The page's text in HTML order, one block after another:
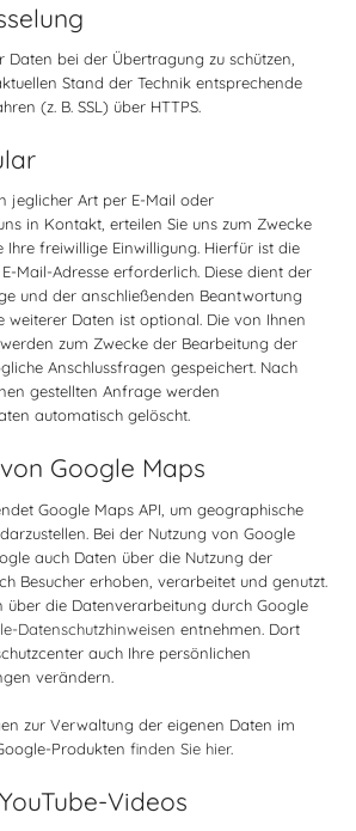
Daten bei der Übertragung zu schützen,
Stand der Technik entsprechende
(z. B. SSL) über HTTPS.
jeglicher Art per E-Mail oder
in Kontakt, erteilen Sie uns zum Zwecke
freiwillige Einwilligung. Hierfür ist die
Mail-Adresse erforderlich. Diese dient der
und der anschließenden Beantwortung
weiterer Daten ist optional. Die von Ihnen
zum Zwecke der Bearbeitung der
Anschlussfragen gespeichert. Nach
gestellten Anfrage werden
automatisch gelöscht.
Google Maps
Google Maps API, um geographische
Bei der Nutzung von Google
auch Daten über die Nutzung der
Besucher erhoben, verarbeitet und genutzt.
über die Datenverarbeitung durch Google
Datenschutzhinweisen entnehmen. Dort
auch Ihre persönlichen
verändern.
zur Verwaltung der eigenen Daten im
Produkten finden Sie hier.
Videos